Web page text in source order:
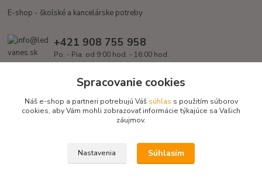
E-shop - školské a kancelárske potreby
+421 908 755 958
Po. - Pia. od 9:00 hod. - 16:00 hod.
info@ledvanes.sk
Copyright © 2016 EduServis s. r. o. - Všetky práva vyhradené / Design
Spracovanie cookies
Náš e-shop a partneri potrebujú Váš súhlas s použitím súborov
cookies, aby Vám mohli zobrazovať informácie týkajúce sa Vašich
záujmov.
Nastavenia Súhlasím